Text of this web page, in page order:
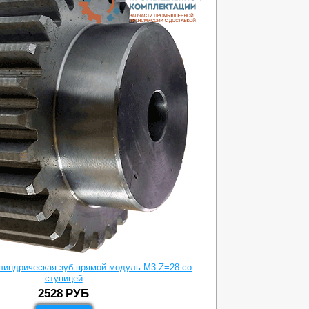
зуб прямой модуль M3 Z=28 со
ступицей
2528 РУБ